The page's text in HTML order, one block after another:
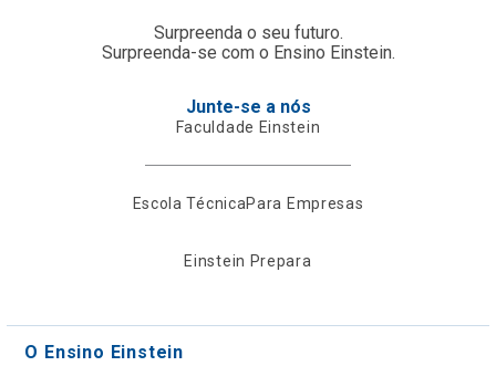
Surpreenda o seu futuro.
Surpreenda-se com o Ensino Einstein.
Junte-se a nós
Faculdade Einstein
Escola TécnicaPara Empresas
Einstein Prepara
O Ensino Einstein